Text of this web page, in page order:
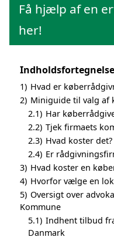
Få hjælp af en
her!
Indholdsfortegnelse
1) Hvad er
2) Miniguide til valg af
2.1) Har
2.2) Tjek firmaets
2.3) Hvad koster det?
2.4) Er
3) Hvad koster en
4) Hvorfor vælge en
5) Oversigt over
Kommune
5.1) Indhent tilbud
Danmark